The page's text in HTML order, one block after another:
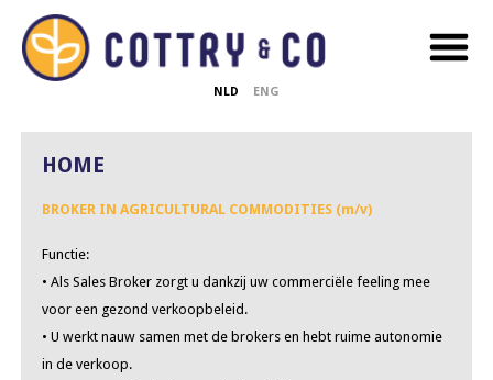
NLD ENG
HOME
BROKER IN AGRICULTURAL COMMODITIES (m/v)
Functie:
• Als Sales Broker zorgt u dankzij uw commerciële feeling mee
voor een gezond verkoopbeleid.
• U werkt nauw samen met de brokers en hebt ruime autonomie
in de verkoop.